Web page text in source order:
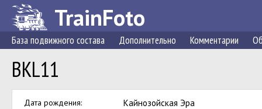
TrainFoto
База подвижного состава Дополнительно Комментарии
BKL11
Дата рождения: Кайнозойская Эра